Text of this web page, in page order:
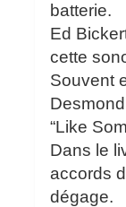
batterie.
Ed
cette
Souvent
“Like
Dans le
accords
dégage.